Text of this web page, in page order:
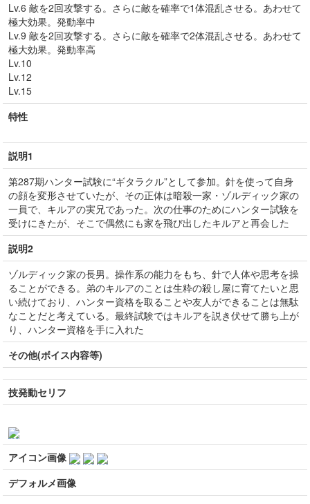
Lv.6 敵を2回攻撃する。さらに敵を確率で1体混乱させる。あわせて
極大効果。発動率中
Lv.9 敵を2回攻撃する。さらに敵を確率で2体混乱させる。あわせて
極大効果。発動率高
Lv.10
Lv.12
Lv.15
特性
説明1
第287期ハンター試験に“ギタラクル”として参加。針を使って自身
の顔を変形させていたが、その正体は暗殺一家・ゾルディック家の
一員で、キルアの実兄であった。次の仕事のためにハンター試験を
受けにきたが、そこで偶然にも家を飛び出したキルアと再会した
説明2
ゾルディック家の長男。操作系の能力をもち、針で人体や思考を操
ることができる。弟のキルアのことは生粋の殺し屋に育てたいと思
い続けており、ハンター資格を取ることや友人ができることは無駄
なことだと考えている。最終試験ではキルアを説き伏せて勝ち上が
り、ハンター資格を手に入れた
その他(ボイス内容等)
技発動セリフ
アイコン画像
デフォルメ画像